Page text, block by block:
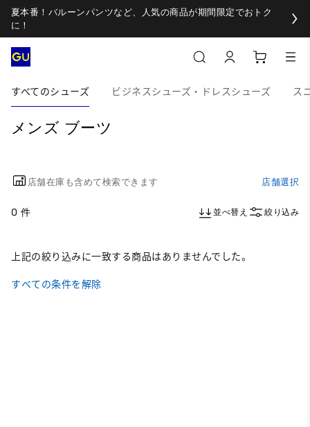
夏本番！バルーンパンツなど、人気の商品が期間限定でおトク
に！
すべてのシューズ ビジネスシューズ・ドレスシューズ ス
メンズ ブーツ
店舗在庫も含めて検索できます 店舗選択
0 件 並べ替え 絞り込み
上記の絞り込みに一致する商品はありませんでした。
すべての条件を解除